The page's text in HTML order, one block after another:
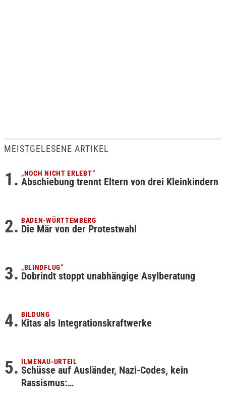
MEISTGELESENE ARTIKEL
„NOCH NICHT ERLEBT“
Abschiebung trennt Eltern von drei Kleinkindern
BADEN-WÜRTTEMBERG
Die Mär von der Protestwahl
„BLINDFLUG“
Dobrindt stoppt unabhängige Asylberatung
BILDUNG
Kitas als Integrationskraftwerke
ILMENAU-URTEIL
Schüsse auf Ausländer, Nazi-Codes, kein
Rassismus:…